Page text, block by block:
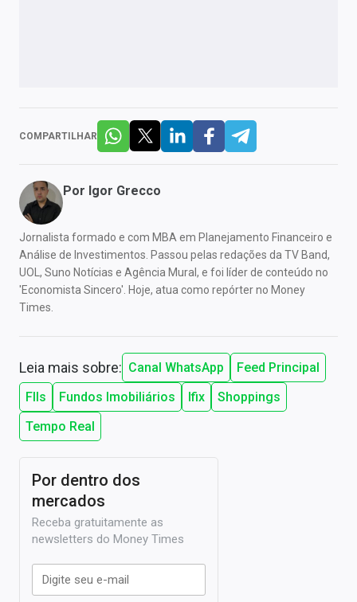
COMPARTILHAR
Por Igor Grecco
Jornalista formado e com MBA em Planejamento Financeiro e
Análise de Investimentos. Passou pelas redações da TV Band,
UOL, Suno Notícias e Agência Mural, e foi líder de conteúdo no
'Economista Sincero'. Hoje, atua como repórter no Money
Times.
Leia mais sobre: Canal WhatsApp
Feed Principal
FIIs
Fundos Imobiliários Ifix
Shoppings
Tempo Real
Por dentro dos
mercados
Receba gratuitamente as
newsletters do Money Times